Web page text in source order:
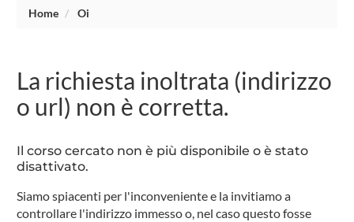
Home Oi
La richiesta inoltrata (indirizzo
o url) non è corretta.
Il corso cercato non è più disponibile o è stato
disattivato.
Siamo spiacenti per l'inconveniente e la invitiamo a
controllare l'indirizzo immesso o, nel caso questo fosse